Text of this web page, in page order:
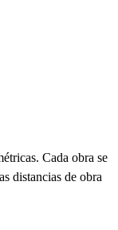
Cada obra se
distancias de obra